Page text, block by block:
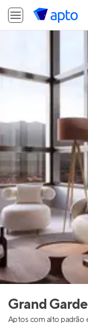
Grand
Aptos com alto padrão